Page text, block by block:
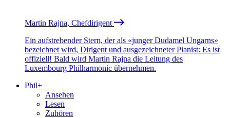
Martin Rajna, Chefdirigent
Ein aufstrebender Stern, der als «junger Dudamel Ungarns»
bezeichnet wird, Dirigent und ausgezeichneter Pianist: Es ist
offiziell! Bald wird Martin Rajna die Leitung des
Luxembourg Philharmonic übernehmen.
Phil+
Ansehen
Lesen
Zuhören